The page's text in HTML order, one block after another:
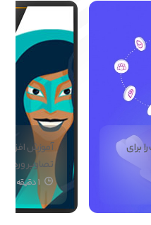
برای
تصاویر
1 دقیقه زمان مطالعه